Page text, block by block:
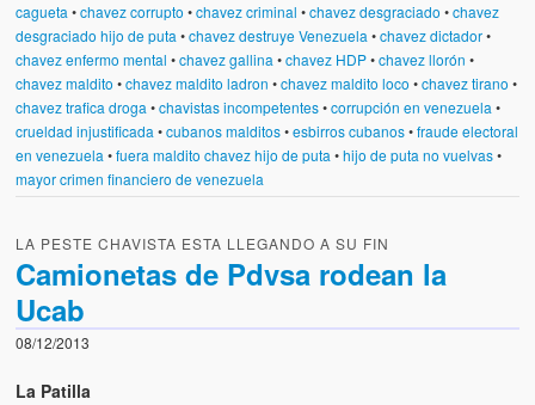
cagueta •chavez corrupto •chavez criminal •chavez desgraciado •chavez
desgraciado hijo de puta •chavez destruye Venezuela •chavez dictador•
chavez enfermo mental •chavez gallina •chavez HDP•chavez llorón •
chavez maldito •chavez maldito ladron •chavez maldito loco •chavez tirano •
chavez trafica droga •chavistas incompetentes•corrupción en venezuela •
crueldad injustificada •cubanos malditos•esbirros cubanos•fraude electoral
en venezuela •fuera maldito chavez hijo de puta •hijo de puta no vuelvas•
mayor crimen financiero de venezuela
LA PESTE CHAVISTA ESTA LLEGANDO A SU FIN
Camionetas de Pdvsa rodean la
Ucab
08/12/2013
La Patilla